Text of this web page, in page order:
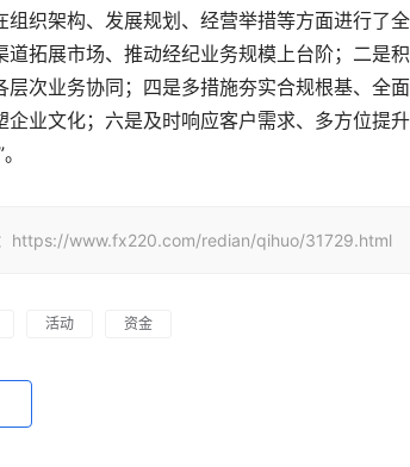
织架构、发展规划、经营举措等方面进行了
拓展市场、推动经纪业务规模上台阶；二是
次业务协同；四是多措施夯实合规根基、全
业文化；六是及时响应客户需求、多方位提
https://www.fx220.com/redian/qihuo/31729.html
活动 资金